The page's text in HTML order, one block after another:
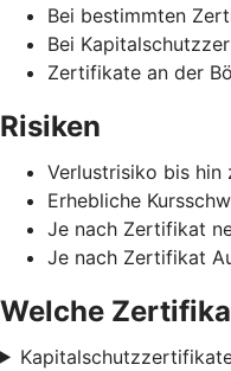
Bei bestimmten
Bei
Zertifikate an der
Risiken
Verlustrisiko bis hin
Erhebliche
Je nach Zertifikat
Je nach Zertifikat
Welche